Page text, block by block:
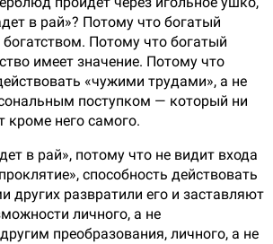
в рай»? Потому что богатый
Потому что богатый
имеет значение. Потому что
«чужими трудами», а не
поступком — который ни
кроме него самого.
в рай», потому что не видит входа
способность действовать
других развратили его и заставляют
личного, а не
преобразования, личного, а не